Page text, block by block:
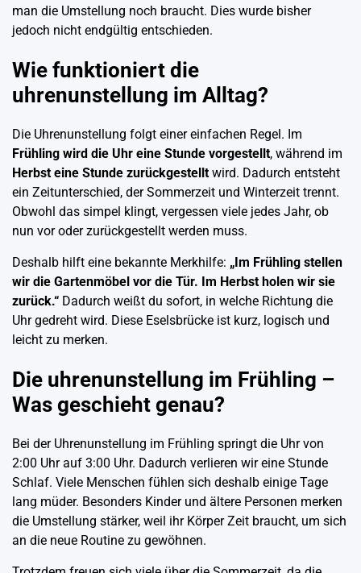
man die Umstellung noch braucht. Dies wurde bisher
jedoch nicht endgültig entschieden.
Wie funktioniert die
uhrenunstellung im Alltag?
Die Uhrenunstellung folgt einer einfachen Regel. Im
Frühling wird die Uhr eine Stunde vorgestellt, während im
Herbst eine Stunde zurückgestellt wird. Dadurch entsteht
ein Zeitunterschied, der Sommerzeit und Winterzeit trennt.
Obwohl das simpel klingt, vergessen viele jedes Jahr, ob
nun vor oder zurückgestellt werden muss.
Deshalb hilft eine bekannte Merkhilfe: „Im Frühling stellen
wir die Gartenmöbel vor die Tür. Im Herbst holen wir sie
zurück.“ Dadurch weißt du sofort, in welche Richtung die
Uhr gedreht wird. Diese Eselsbrücke ist kurz, logisch und
leicht zu merken.
Die uhrenunstellung im Frühling –
Was geschieht genau?
Bei der Uhrenunstellung im Frühling springt die Uhr von
2:00 Uhr auf 3:00 Uhr. Dadurch verlieren wir eine Stunde
Schlaf. Viele Menschen fühlen sich deshalb einige Tage
lang müder. Besonders Kinder und ältere Personen merken
die Umstellung stärker, weil ihr Körper Zeit braucht, um sich
an die neue Routine zu gewöhnen.